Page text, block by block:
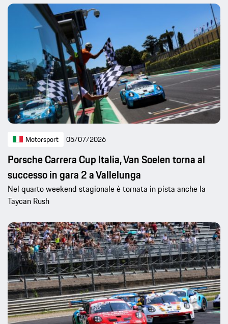
Motorsport 05/07/2026
Porsche Carrera Cup Italia, Van Soelen torna al
successo in gara 2 a Vallelunga
Nel quarto weekend stagionale è tornata in pista anche la
Taycan Rush